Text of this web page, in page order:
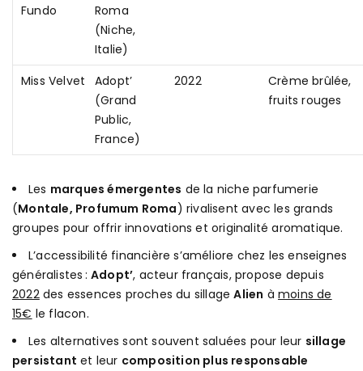
Fundo
Roma
(Niche,
Italie)
Miss Velvet
Adopt’
(Grand
Public,
France)
2022
Crème brûlée,
fruits rouges
Les marques émergentes de la niche parfumerie
(Montale, Profumum Roma) rivalisent avec les grands
groupes pour offrir innovations et originalité aromatique.
L’accessibilité financière s’améliore chez les enseignes
généralistes : Adopt’, acteur français, propose depuis
2022des essences proches du sillageAlien àmoins de
15€ le flacon.
Les alternatives sont souvent saluées pour leur sillage
persistant et leur composition plus responsable